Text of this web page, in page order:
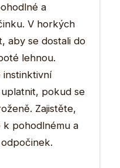
a
V horkých
aby se dostali do
lehnou.
pokud se
Zajistěte,
pohodlnému a